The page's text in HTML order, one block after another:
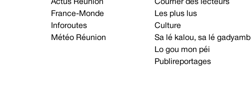
Actus Réunion
France-Monde
Inforoutes
Météo Réunion
Courrier des lecteurs
Les plus lus
Culture
Sa lé kalou, sa lé gadyamb
Lo gou mon péi
Publireportages